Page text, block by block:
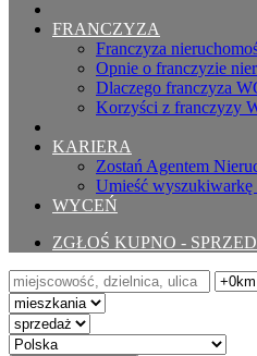
FRANCZYZA
Franczyza
Opnie o franczyzie
Dlaczego franczyza
Korzyści z franczyzy
KARIERA
Zostań Agentem
Umieść wyszukiwarkę
WYCEŃ
ZGŁOŚ KUPNO -